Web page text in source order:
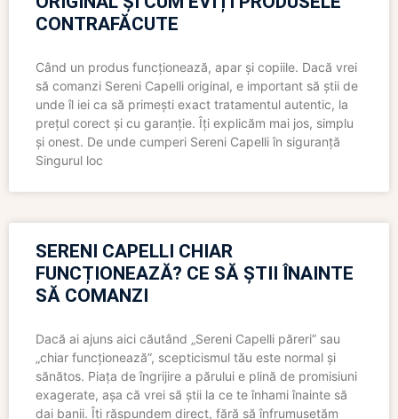
CONTRAFĂCUTE
Când un produs funcționează, apar și copiile. Dacă vrei
să comanzi Sereni Capelli original, e important să știi de
unde îl iei ca să primești exact tratamentul autentic, la
prețul corect și cu garanție. Îți explicăm mai jos, simplu
și onest. De unde cumperi Sereni Capelli în siguranță
Singurul loc
SERENI CAPELLI CHIAR
FUNCȚIONEAZĂ? CE SĂ ȘTII ÎNAINTE
SĂ COMANZI
Dacă ai ajuns aici căutând „Sereni Capelli păreri” sau
„chiar funcționează”, scepticismul tău este normal și
sănătos. Piața de îngrijire a părului e plină de promisiuni
exagerate, așa că vrei să știi la ce te înhami înainte să
dai banii. Îți răspundem direct, fără să înfrumusețăm